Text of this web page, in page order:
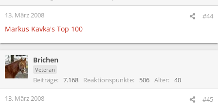
13. März 2008 #44
Markus Kavka's Top 100
Brichen
Veteran
Beiträge 7.168 Reaktionspunkte 506 Alter 40
13. März 2008 #45